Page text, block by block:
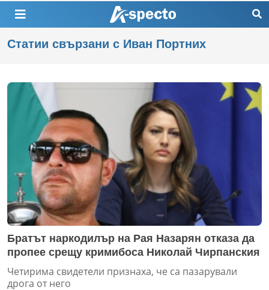
Статии свързани с Иван Портних
Братът наркодилър на Рая Назарян отказа да
пропее срещу кримибоса Николай Чирпанския
Четирима свидетели признаха, че са пазарували
дрога от него